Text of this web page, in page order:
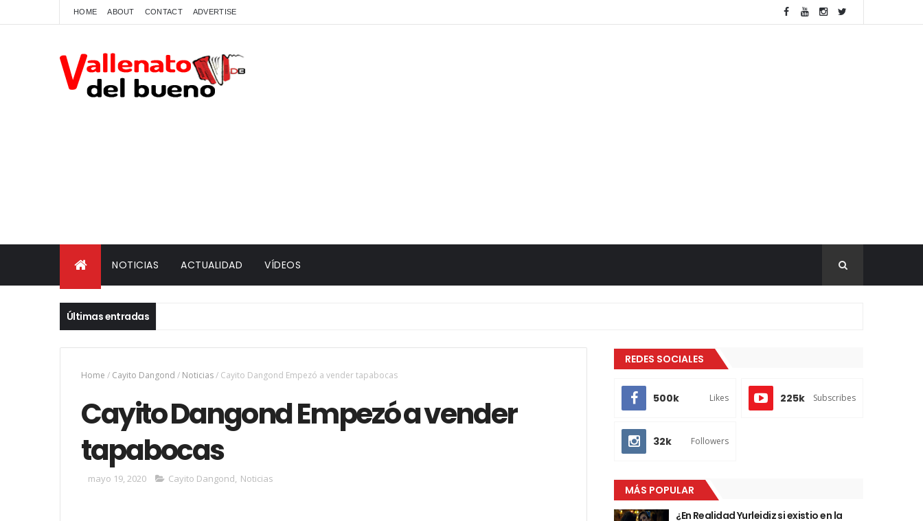
HOME ABOUT CONTACT ADVERTISE
NOTICIAS ACTUALIDAD VÍDEOS
Últimas entradas
Home / Cayito Dangond / Noticias/ Cayito Dangond Empezó a vender tapabocas
Cayito Dangond Empezó a vender
tapabocas
mayo 19, 2020 Cayito Dangond, Noticias
REDES SOCIALES
500k Likes 225k Subscribes
32k Followers
MÁS POPULAR
¿En Realidad Yurleidiz si existio en la